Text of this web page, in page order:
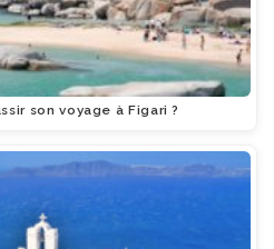
son voyage à Figari ?